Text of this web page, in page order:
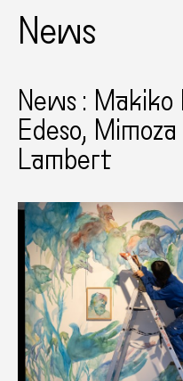
News
News :
Edeso,
Lambert